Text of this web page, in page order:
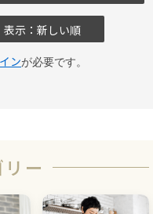
表示：新しい順
ンが必要です。
ー